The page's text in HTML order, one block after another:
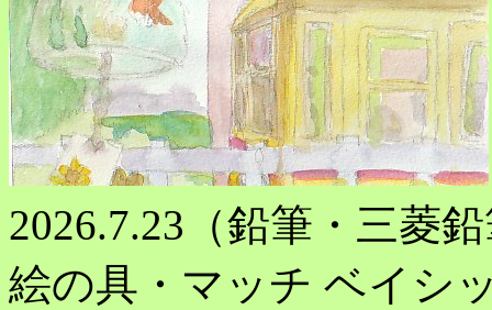
2026.7.23（鉛筆・三菱
絵の具・マッチ ベイシ